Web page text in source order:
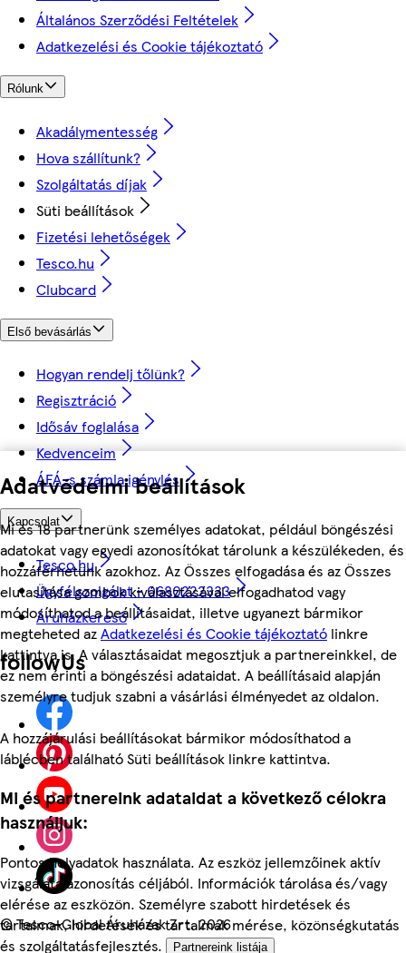
Adatvédelmi beállítások
Mi és 18 partnerünk személyes adatokat, például böngészési
adatokat vagy egyedi azonosítókat tárolunk a készülékeden, és
hozzáférhetünk azokhoz. Az Összes elfogadása és az Összes
elutasítása gombok kiválasztásával elfogadhatod vagy
módosíthatod a beállításaidat, illetve ugyanezt bármikor
megteheted azAdatkezelési és Cookie tájékoztató linkre
kattintva is. A választásaidat megosztjuk a partnereinkkel, de
ez nem érinti a böngészési adataidat. A beállításaid alapján
személyre tudjuk szabni a vásárlási élményedet az oldalon.
A hozzájárulási beállításokat bármikor módosíthatod a
láblécben található Süti beállítások linkre kattintva.
Mi és partnereink adataidat a következő célokra
használjuk:
Pontos helyadatok használata. Az eszköz jellemzőinek aktív
vizsgálata azonosítás céljából. Információk tárolása és/vagy
elérése az eszközön. Személyre szabott hirdetések és
tartalmak, hirdetések és tartalmak mérése, közönségkutatás
és szolgáltatásfejlesztés.
Partnereink listája
Általános Szerződési Feltételek
Adatkezelési és Cookie tájékoztató
Rólunk
Akadálymentesség
Hova szállítunk?
Szolgáltatás díjak
Süti beállítások
Fizetési lehetőségek
Tesco.hu
Clubcard
Első bevásárlás
Hogyan rendelj tőlünk?
Regisztráció
Idősáv foglalása
Kedvenceim
ÁFÁ-s számla igénylés
Kapcsolat
Tesco.hu
Ügyfélszolgálat - 0680222333
Áruházkereső
followUs
©Tesco-Global Áruházak Zrt. 2026